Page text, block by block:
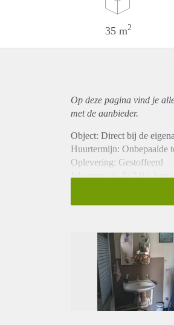
35 m2
Op deze pagina vind je
met de aanbieder.
Object: Direct bij de
Huurtermijn: Onbepaalde
Oplevering: Gestoffeerd
Inkomen eis: Ja 2,9 x
Borg: 1 maand
Gedeelde keuken: Nee
Gedeelde Douche: Nee
Gedeelde woonkamer:
Huisgenoten: Nee
Geslacht huisgenoten: N.v.t.